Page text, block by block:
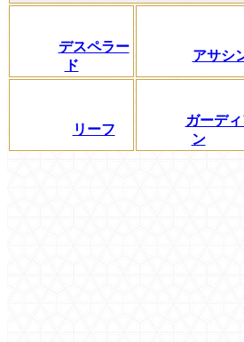
デスペラー
ド
アサシ
リーフ
ガーデ
ン